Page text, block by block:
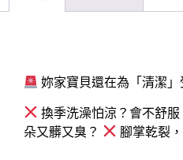
妳家寶貝還在為「清潔」
換季洗澡怕涼？會不舒服
朵又髒又臭？
腳掌乾裂